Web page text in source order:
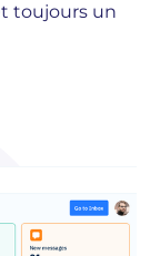
toujours un